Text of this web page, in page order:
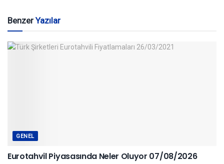
BenzerYazılar
GENEL
Eurotahvil Piyasasında Neler Oluyor 07/08/2026